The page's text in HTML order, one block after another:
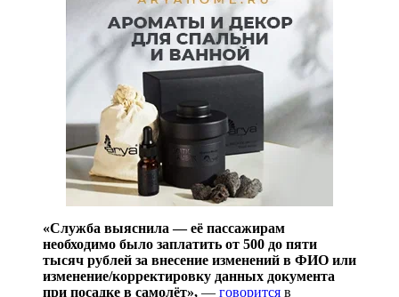
«Служба выяснила — её пассажирам
необходимо было заплатить от 500 до пяти
тысяч рублей за внесение изменений в ФИО или
изменение/корректировку данных документа
при посадке в самолёт», — говорится в